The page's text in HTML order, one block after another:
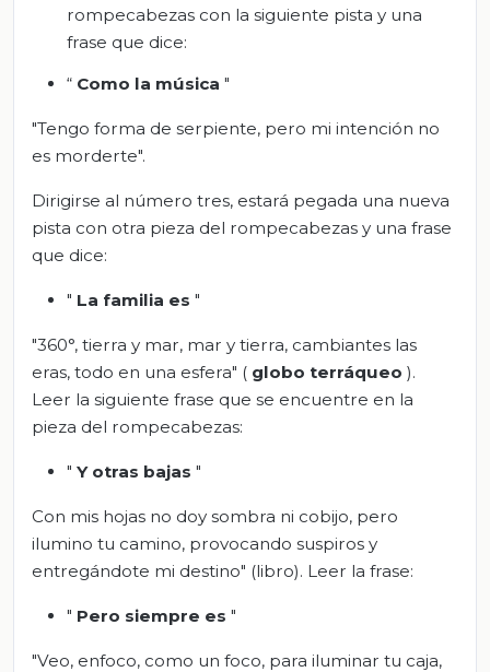
rompecabezas con la siguiente pista y una
frase que dice:
“ Como la música "
"Tengo forma de serpiente, pero mi intención no
es morderte".
Dirigirse al número tres, estará pegada una nueva
pista con otra pieza del rompecabezas y una frase
que dice:
" La familia es "
"360°, tierra y mar, mar y tierra, cambiantes las
eras, todo en una esfera" ( globo terráqueo ).
Leer la siguiente frase que se encuentre en la
pieza del rompecabezas:
" Y otras bajas "
Con mis hojas no doy sombra ni cobijo, pero
ilumino tu camino, provocando suspiros y
entregándote mi destino" (libro). Leer la frase:
" Pero siempre es "
"Veo, enfoco, como un foco, para iluminar tu caja,